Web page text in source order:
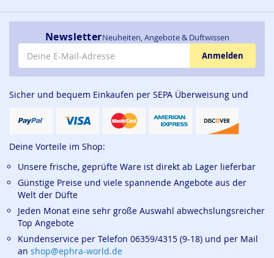
NewsletterNeuheiten, Angebote & Duftwissen
E-Mail-Adresse
Anmelden
Sicher und bequem Einkaufen per SEPA Überweisung und
Deine Vorteile im Shop:
Unsere frische, geprüfte Ware ist direkt ab Lager lieferbar
Günstige Preise und viele spannende Angebote aus der
Welt der Düfte
Jeden Monat eine sehr große Auswahl abwechslungsreicher
Top Angebote
Kundenservice per Telefon 06359/4315 (9-18) und per Mail
an shop@ephra-world.de